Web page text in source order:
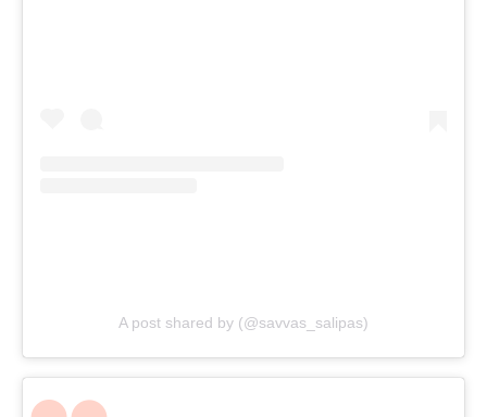
A post shared by (@savvas_salipas)